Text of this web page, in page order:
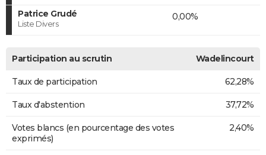
Patrice Grudé
Liste Divers
0,00%
Participation au scrutin Wadelincourt
Taux de participation 62,28%
Taux d'abstention 37,72%
Votes blancs (en pourcentage des votes
exprimés)
2,40%